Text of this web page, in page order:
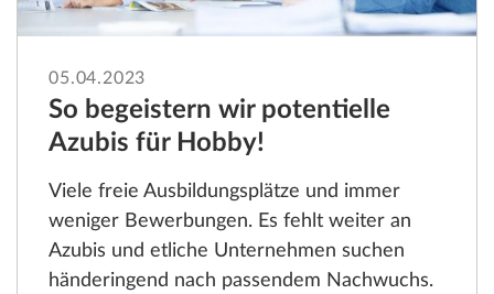
05.04.2023
So begeistern wir potentielle
Azubis für Hobby!
Viele freie Ausbildungsplätze und immer
weniger Bewerbungen. Es fehlt weiter an
Azubis und etliche Unternehmen suchen
händeringend nach passendem Nachwuchs.